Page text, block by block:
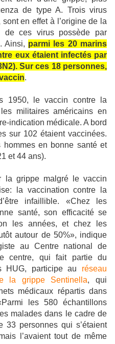
de type A. Trois virus
en effet à l’origine de la
de ces virus possède par
Ainsi, parmi les 20 marins
eux étaient infectés par
Sur ces 18 personnes,
.
1950, le vaccin contre la
militaires américains en
indication médicale. A bord
sur 102 étaient vaccinées.
en bonne santé et
et 44 ans).
la grippe malgré le vaccin
la vaccination contre la
infaillible. «Chez les
santé, son efficacité se
les années, et chez les
autour de 50%», indique
au Centre national de
centre, qui fait partie du
HUG, participe au réseau
la grippe Sentinella, qui
médicaux répartis dans
les 580 échantillons
malades dans le cadre de
33 personnes qui s’étaient
l’avaient tout de même